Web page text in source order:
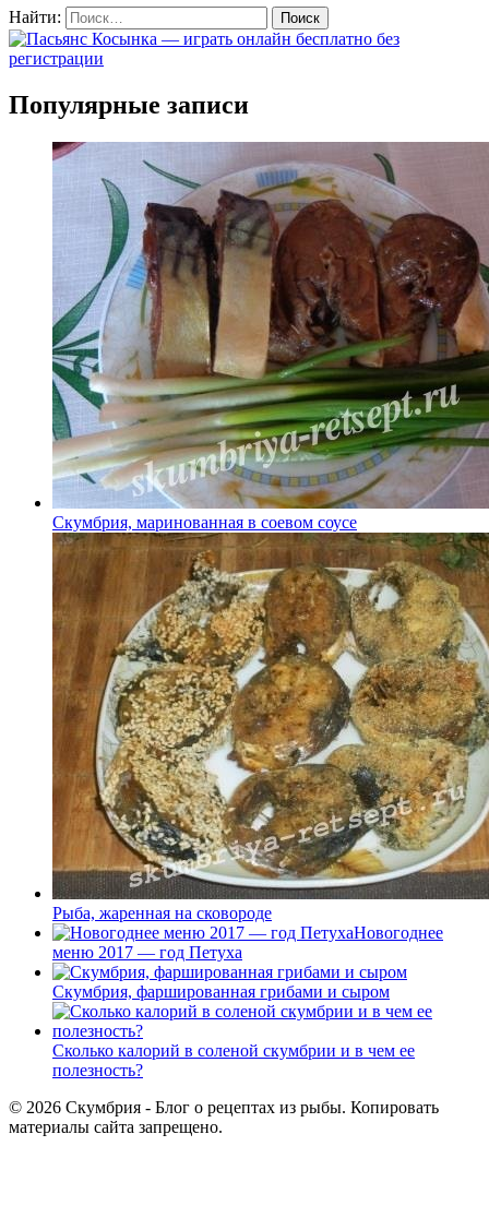
Найти:
Популярные записи
Скумбрия, маринованная в соевом соусе
Рыба, жаренная на сковороде
Новогоднее
меню 2017 — год Петуха
Скумбрия, фаршированная грибами и сыром
Сколько калорий в соленой скумбрии и в чем ее
полезность?
© 2026 Скумбрия - Блог о рецептах из рыбы. Копировать
материалы сайта запрещено.